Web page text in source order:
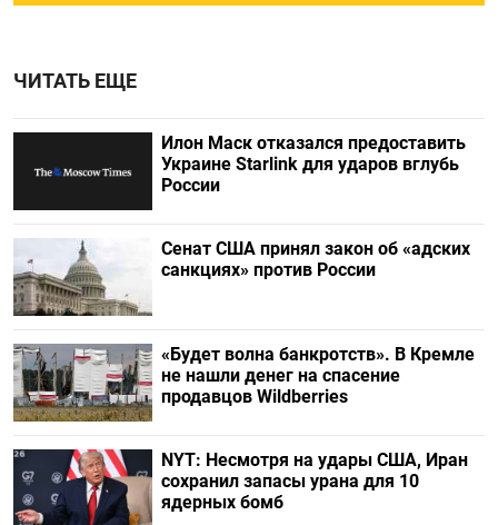
ЧИТАТЬ ЕЩЕ
Илон Маск отказался предоставить
Украине Starlink для ударов вглубь
России
Сенат США принял закон об «адских
санкциях» против России
«Будет волна банкротств». В Кремле
не нашли денег на спасение
продавцов Wildberries
NYT: Несмотря на удары США, Иран
сохранил запасы урана для 10
ядерных бомб